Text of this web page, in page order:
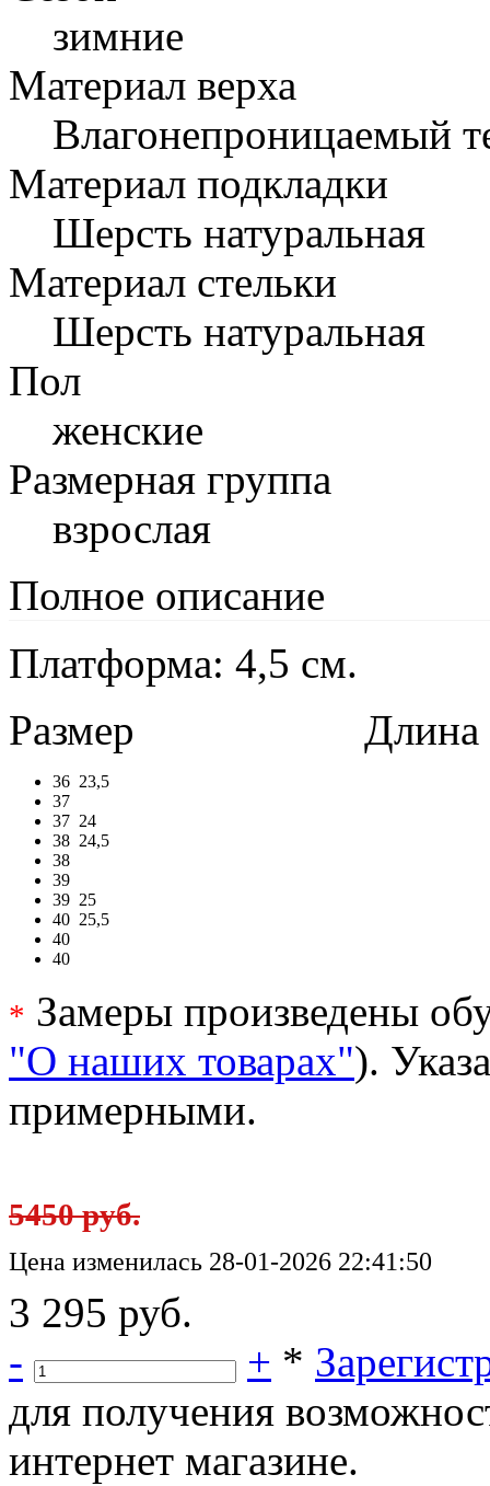
зимние
Материал верха
Влагонепроницаемый
Материал подкладки
Шерсть натуральная
Материал стельки
Шерсть натуральная
Пол
женские
Размерная группа
взрослая
Полное описание
Платформа: 4,5 см.
Размер
Длина в
36 23,5
37
37 24
38 24,5
38
39
39 25
40 25,5
40
40
* Замеры произведены
"О наших товарах").
примерными.
5450 руб.
Цена изменилась 28-01-2026 22:41:50
3 295 руб.
-
+ *
для получения
интернет магазине.